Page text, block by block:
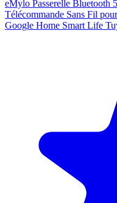
eMylo Passerelle Bluetooth
Télécommande Sans Fil
Google Home Smart Life